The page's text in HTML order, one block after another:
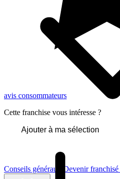
Conseils généraux Devenir franchisé
avis consommateurs
Cette franchise vous intéresse ?
Ajouter à ma sélection